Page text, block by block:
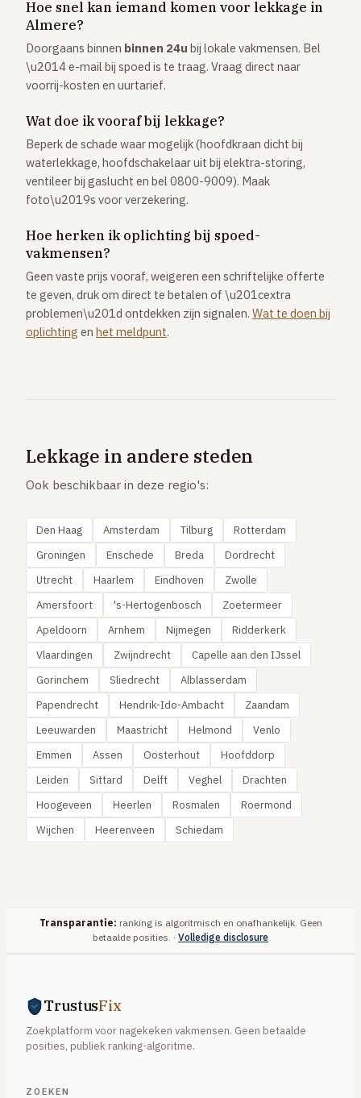
Hoe snel kan iemand komen voor lekkage in
Almere?
Doorgaans binnen binnen 24u bij lokale vakmensen. Bel
\u2014 e-mail bij spoed is te traag. Vraag direct naar
voorrij-kosten en uurtarief.
Wat doe ik vooraf bij lekkage?
Beperk de schade waar mogelijk (hoofdkraan dicht bij
waterlekkage, hoofdschakelaar uit bij elektra-storing,
ventileer bij gaslucht en bel 0800-9009). Maak
foto\u2019s voor verzekering.
Hoe herken ik oplichting bij spoed-
vakmensen?
Geen vaste prijs vooraf, weigeren een schriftelijke offerte
te geven, druk om direct te betalen of \u201cextra
problemen\u201d ontdekken zijn signalen. Wat te doen bij
oplichting en het meldpunt.
Lekkage in andere steden
Ook beschikbaar in deze regio's:
Den Haag Amsterdam Tilburg
Rotterdam
Groningen
Enschede Breda
Dordrecht
Utrecht
Haarlem Eindhoven
Zwolle
Amersfoort
's-Hertogenbosch
Zoetermeer
Apeldoorn
Arnhem Nijmegen
Ridderkerk
Vlaardingen
Zwijndrecht
Capelle aan den IJssel
Gorinchem
Sliedrecht
Alblasserdam
Papendrecht
Hendrik-Ido-Ambacht
Zaandam
Leeuwarden
Maastricht Helmond
Venlo
Emmen
Assen Oosterhout
Hoofddorp
Leiden
Sittard Delft Veghel
Drachten
Hoogeveen
Heerlen Rosmalen
Roermond
Wijchen
Heerenveen Schiedam
Transparantie: ranking is algoritmisch en onafhankelijk. Geen
betaalde posities. · Volledige disclosure
TrustusFix
Zoekplatform voor nagekeken vakmensen. Geen betaalde
posities, publiek ranking-algoritme.
ZOEKEN